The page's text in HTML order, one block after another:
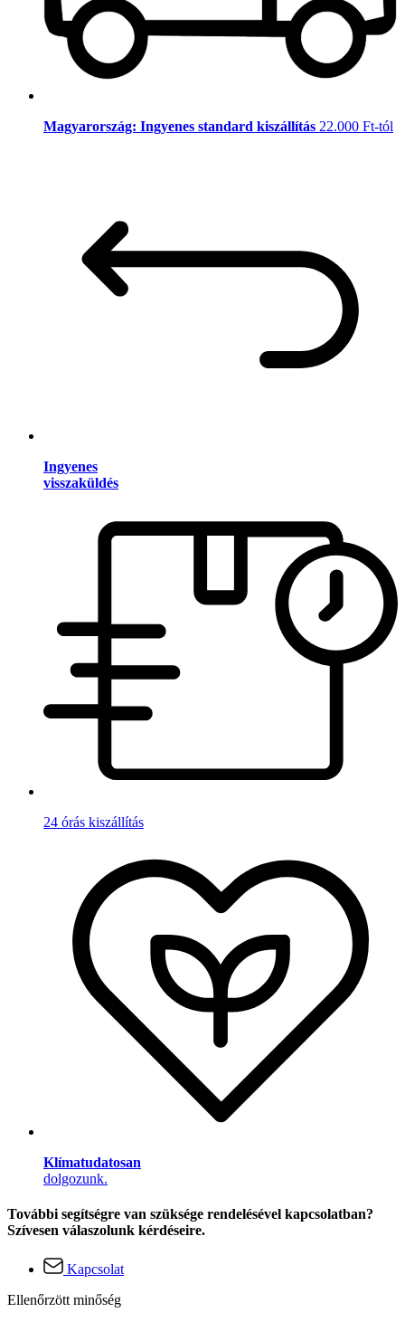
Magyarország: Ingyenes standard kiszállítás 22.000 Ft-tól
Ingyenes
visszaküldés
24 órás kiszállítás
Klímatudatosan
dolgozunk.
További segítségre van szüksége rendelésével kapcsolatban?
Szívesen válaszolunk kérdéseire.
Kapcsolat
Ellenőrzött minőség